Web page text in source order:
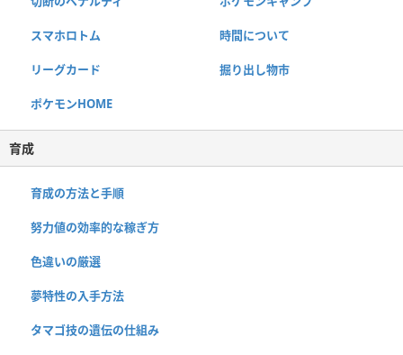
スマホロトム 時間について
リーグカード 掘り出し物市
ポケモンHOME
育成
育成の方法と手順
努力値の効率的な稼ぎ方
色違いの厳選
夢特性の入手方法
タマゴ技の遺伝の仕組み